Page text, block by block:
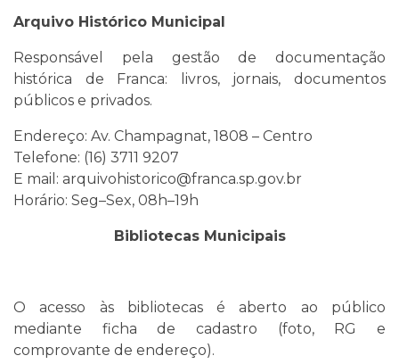
Arquivo Histórico Municipal
Responsável pela gestão de documentação
histórica de Franca: livros, jornais, documentos
públicos e privados.
Endereço: Av. Champagnat, 1808 – Centro
Telefone: (16) 3711 9207
E mail: arquivohistorico@franca.sp.gov.br
Horário: Seg–Sex, 08h–19h
Bibliotecas Municipais
O acesso às bibliotecas é aberto ao público
mediante ficha de cadastro (foto, RG e
comprovante de endereço).